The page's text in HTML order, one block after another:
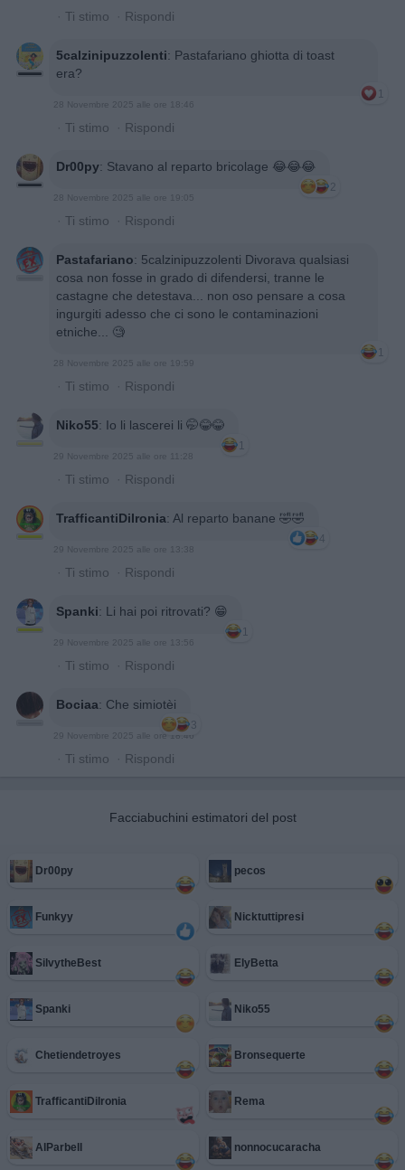
· Ti stimo · Rispondi
5calzinipuzzolenti: Pastafariano ghiotta di toast
era?
1
28 Novembre 2025 alle ore 18:46
· Ti stimo · Rispondi
Dr00py: Stavano al reparto bricolage 😂😂😂
2
28 Novembre 2025 alle ore 19:05
· Ti stimo · Rispondi
Pastafariano: 5calzinipuzzolenti Divorava qualsiasi
cosa non fosse in grado di difendersi, tranne le
castagne che detestava... non oso pensare a cosa
ingurgiti adesso che ci sono le contaminazioni
etniche... 🧐
1
28 Novembre 2025 alle ore 19:59
· Ti stimo · Rispondi
Niko55: Io li lascerei li 🤭😂😂
1
29 Novembre 2025 alle ore 11:28
· Ti stimo · Rispondi
TrafficantiDiIronia: Al reparto banane 🤣🤣
4
29 Novembre 2025 alle ore 13:38
· Ti stimo · Rispondi
Spanki: Li hai poi ritrovati? 😁
1
29 Novembre 2025 alle ore 13:56
· Ti stimo · Rispondi
Bociaa: Che simiotèi
3
29 Novembre 2025 alle ore 18:46
· Ti stimo · Rispondi
Facciabuchini estimatori del post
Dr00py pecos
Funkyy Nicktuttipresi
SilvytheBest ElyBetta
Spanki Niko55
Chetiendetroyes Bronsequerte
TrafficantiDiIronia Rema
AlParbell nonnocucaracha